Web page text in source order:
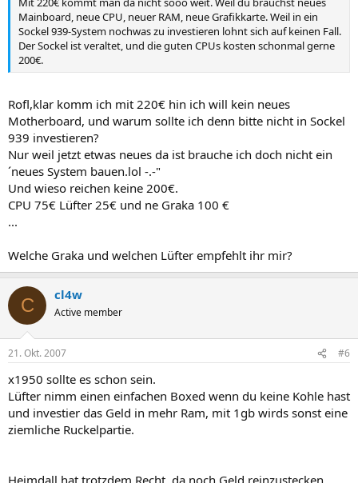
Mainboard, neue CPU, neuer RAM, neue Grafikkarte. Weil in ein
Sockel 939-System nochwas zu investieren lohnt sich auf keinen Fall.
Der Sockel ist veraltet, und die guten CPUs kosten schonmal gerne
200€.
Rofl,klar komm ich mit 220€ hin ich will kein neues
Motherboard, und warum sollte ich denn bitte nicht in Sockel
939 investieren?
Nur weil jetzt etwas neues da ist brauche ich doch nicht ein
´neues System bauen.lol -.-"
Und wieso reichen keine 200€.
CPU 75€ Lüfter 25€ und ne Graka 100 €
...
Welche Graka und welchen Lüfter empfehlt ihr mir?
C cl4w
Active member
21. Okt. 2007 #6
x1950 sollte es schon sein.
Lüfter nimm einen einfachen Boxed wenn du keine Kohle hast
und investier das Geld in mehr Ram, mit 1gb wirds sonst eine
ziemliche Ruckelpartie.
Heimdall hat trotzdem Recht, da noch Geld reinzustecken